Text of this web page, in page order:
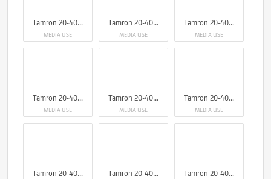
Tamron 20-40mm F/2.8 Di III VXD
MEDIA USE
Tamron 20-40mm F/2.8 Di III VXD
MEDIA USE
Tamron 20-40mm F/2.8 Di III VXD
MEDIA USE
Tamron 20-40mm F/2.8 Di III VXD
MEDIA USE
Tamron 20-40mm F/2.8 Di III VXD
MEDIA USE
Tamron 20-40mm F/2.8 Di III VXD
MEDIA USE
Tamron 20-40mm F/2.8 Di III VXD Tamron 20-40mm F/2.8 Di III VXD Tamron 20-40mm F/2.8 Di III VXD